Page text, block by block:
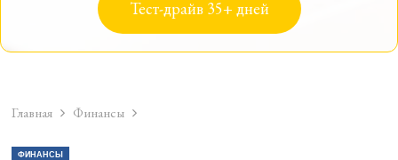
Тест-драйв 35+ дней
Главная Финансы
ФИНАНСЫ